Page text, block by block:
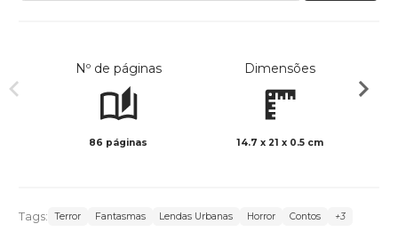
Nº de páginas
86 páginas
Dimensões
14.7 x 21 x 0.5 cm
Tags: Terror Fantasmas Lendas Urbanas Horror Contos +3